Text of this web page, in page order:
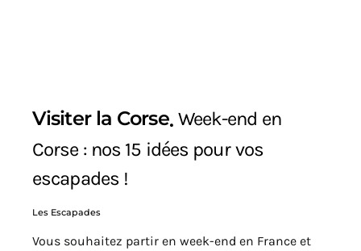
Visiter la Corse Week-end en
Corse : nos 15 idées pour vos
escapades !
Les Escapades
Vous souhaitez partir en week-end en France et